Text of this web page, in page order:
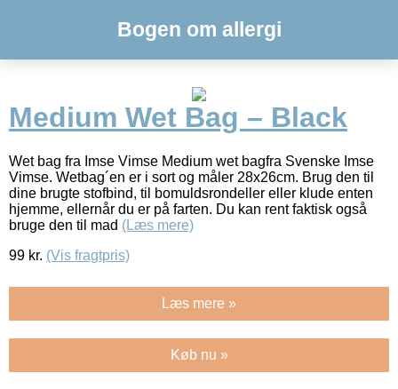
Bogen om allergi
Medium Wet Bag – Black
Wet bag fra Imse Vimse Medium wet bagfra Svenske Imse
Vimse. Wetbag´en er i sort og måler 28x26cm. Brug den til
dine brugte stofbind, til bomuldsrondeller eller klude enten
hjemme, ellernår du er på farten. Du kan rent faktisk også
bruge den til mad (Læs mere)
99 kr. (Vis fragtpris)
Læs mere »
Køb nu »